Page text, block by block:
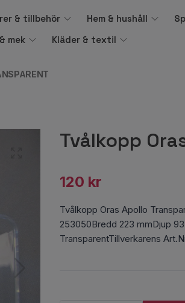
& tillbehör Hem & hushåll
mek
Kläder & textil
Tvålkopp
120 kr
Tvålkopp Oras Apollo
253050Bredd 223 mmDjup
TransparentTillverkarens